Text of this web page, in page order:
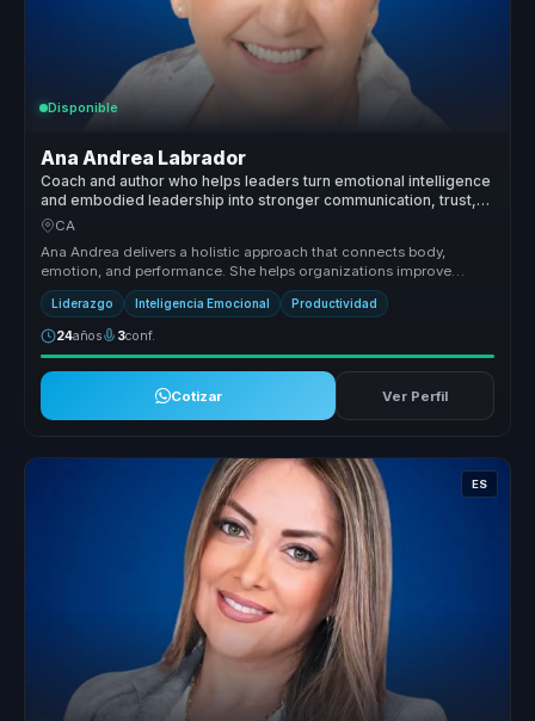
Disponible
Ana Andrea Labrador
Coach and author who helps leaders turn emotional intelligence
and embodied leadership into stronger communication, trust,
and team performance.
CA
Ana Andrea delivers a holistic approach that connects body,
emotion, and performance. She helps organizations improve
relationships, rais...
Liderazgo Inteligencia Emocional Productividad
24años 3conf.
Cotizar Ver Perfil
ES